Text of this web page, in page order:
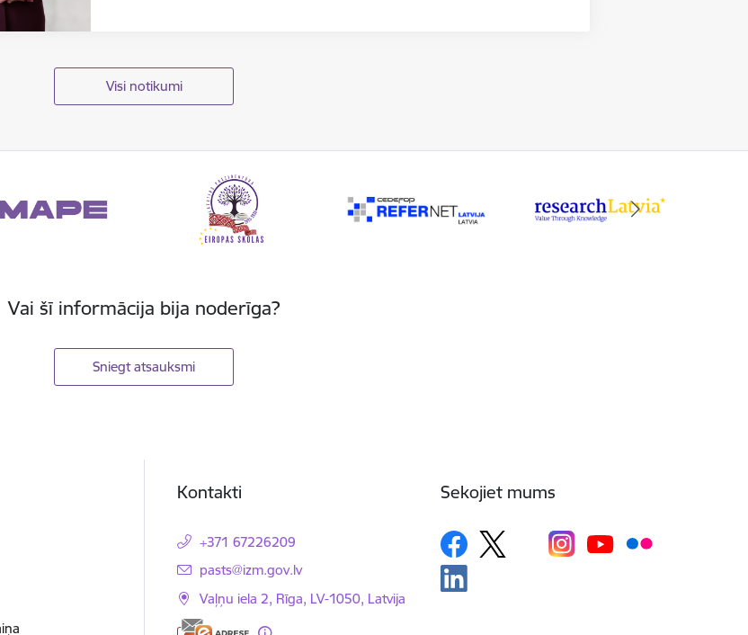
Visi notikumi
Vai šī informācija bija noderīga?
Sniegt atsauksmi
Kontakti
+371 67226209
E-pasts:
pasts@izm.gov.lv
Vaļņu iela 2, Rīga, LV-1050, Latvija
Sekojiet mums